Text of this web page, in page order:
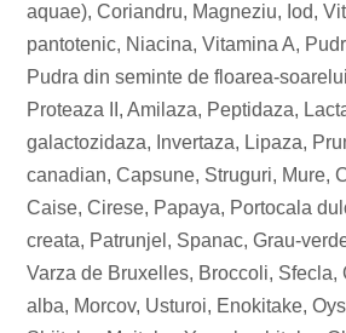
aquae), Coriandru, Magneziu, Iod,
pantotenic, Niacina, Vitamina A,
Pudra din seminte de floarea-
Proteaza II, Amilaza, Peptidaza,
galactozidaza, Invertaza, Lipaza,
canadian, Capsune, Struguri, Mure,
Caise, Cirese, Papaya, Portocala
creata, Patrunjel, Spanac, Grau-
Varza de Bruxelles, Broccoli, Sfecla,
alba, Morcov, Usturoi, Enokitake,